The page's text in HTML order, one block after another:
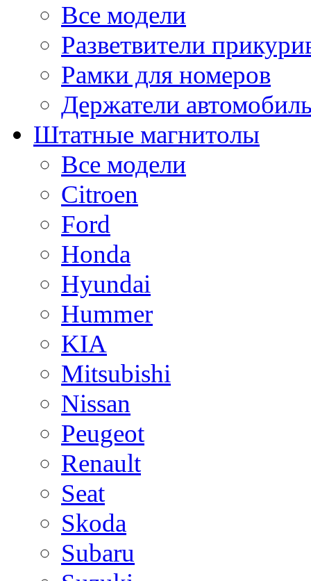
Все модели
Разветвители
Рамки для номеров
Держатели
Штатные магнитолы
Все модели
Citroen
Ford
Honda
Hyundai
Hummer
KIA
Mitsubishi
Nissan
Peugeot
Renault
Seat
Skoda
Subaru